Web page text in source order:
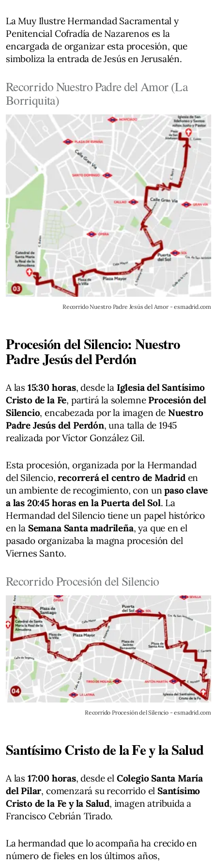
La Muy Ilustre Hermandad Sacramental y
Penitencial Cofradía de Nazarenos es la
encargada de organizar esta procesión, que
simboliza la entrada de Jesús en Jerusalén.
Recorrido Nuestro Padre del Amor (La
Borriquita)
Recorrido Nuestro Padre Jesús del Amor - esmadrid.com
Procesión del Silencio: Nuestro
Padre Jesús del Perdón
A las 15:30 horas, desde la Iglesia del Santísimo
Cristo de la Fe, partirá la solemne Procesión del
Silencio, encabezada por la imagen de Nuestro
Padre Jesús del Perdón, una talla de 1945
realizada por Víctor González Gil.
Esta procesión, organizada por la Hermandad
del Silencio,recorrerá el centro de Madriden
un ambiente de recogimiento, con unpaso clave
a las 20:45 horas en la Puerta del Sol. La
Hermandad del Silencio tiene un papel histórico
en la Semana Santa madrileña, ya que en el
pasado organizaba la magna procesión del
Viernes Santo.
Recorrido Procesión del Silencio
Recorrido Procesión del Silencio - esmadrid.com
Santísimo Cristo de la Fe y la Salud
A las 17:00 horas, desde el Colegio Santa María
del Pilar, comenzará su recorrido el Santísimo
Cristo de la Fe y la Salud, imagen atribuida a
Francisco Cebrián Tirado.
La hermandad que lo acompaña ha crecido en
número de fieles en los últimos años,